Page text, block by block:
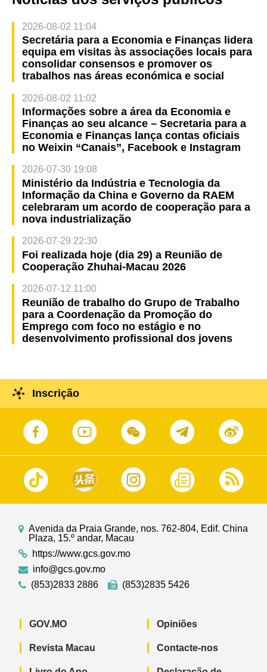
2026-08-02 11:04
Secretária para a Economia e Finanças lidera
equipa em visitas às associações locais para
consolidar consensos e promover os
trabalhos nas áreas económica e social
2026-08-02 11:02
Informações sobre a área da Economia e
Finanças ao seu alcance – Secretaria para a
Economia e Finanças lança contas oficiais
no Weixin “Canais”, Facebook e Instagram
2026-07-30 19:08
Ministério da Indústria e Tecnologia da
Informação da China e Governo da RAEM
celebraram um acordo de cooperação para a
nova industrialização
2026-07-29 22:30
Foi realizada hoje (dia 29) a Reunião de
Cooperação Zhuhai-Macau 2026
2026-07-12 11:00
Reunião de trabalho do Grupo de Trabalho
para a Coordenação da Promoção do
Emprego com foco no estágio e no
desenvolvimento profissional dos jovens
Inscrição
Avenida da Praia Grande, nos. 762-804, Edif. China
Plaza, 15.º andar, Macau
https://www.gcs.gov.mo
info@gcs.gov.mo
(853)2833 2886
(853)2835 5426
GOV.MO
Revista Macau
Opiniões
Contacte-nos